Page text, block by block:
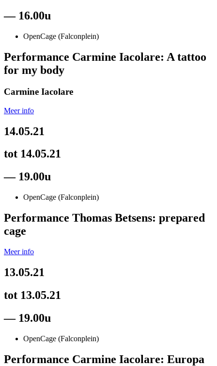
— 16.00u
OpenCage (Falconplein)
Performance Carmine Iacolare: A tattoo
for my body
Carmine Iacolare
Meer info
14.05.21
tot 14.05.21
— 19.00u
OpenCage (Falconplein)
Performance Thomas Betsens: prepared
cage
Meer info
13.05.21
tot 13.05.21
— 19.00u
OpenCage (Falconplein)
Performance Carmine Iacolare: Europa